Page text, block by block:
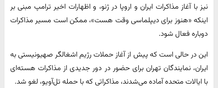
نیز با آغاز مذاکرات ایران و اروپا در ژنو، و اظهارات اخیر ترامپ مبنی بر
اینکه «هنوز برای دیپلماسی وقت هست»، ممکن است مسیر مذاکرات
دوباره فعال شود.
این در حالی است که پیش از آغاز حملات رژیم اشغالگر صهیونیستی به
ایران، نمایندگان تهران برای حضور در دور جدیدی از مذاکرات هسته‌ای
با ایالات متحده آماده می‌شدند، مذاکراتی که با حمله تل‌آویو، لغو شد.